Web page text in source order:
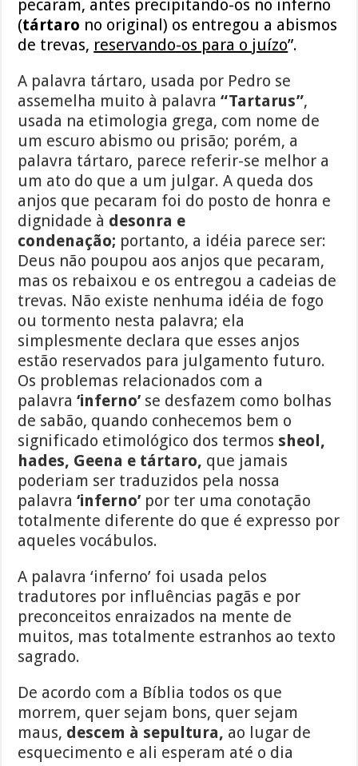
pecaram, antes precipitando-os no inferno
(tártaro no original) os entregou a abismos
de trevas, reservando-os para o juízo”.
A palavra tártaro, usada por Pedro se
assemelha muito à palavra “Tartarus”,
usada na etimologia grega, com nome de
um escuro abismo ou prisão; porém, a
palavra tártaro, parece referir-se melhor a
um ato do que a um julgar. A queda dos
anjos que pecaram foi do posto de honra e
dignidade à desonra e
condenação; portanto, a idéia parece ser:
Deus não poupou aos anjos que pecaram,
mas os rebaixou e os entregou a cadeias de
trevas. Não existe nenhuma idéia de fogo
ou tormento nesta palavra; ela
simplesmente declara que esses anjos
estão reservados para julgamento futuro.
Os problemas relacionados com a
palavra‘inferno’ se desfazem como bolhas
de sabão, quando conhecemos bem o
significado etimológico dos termos sheol,
hades, Geena e tártaro, que jamais
poderiam ser traduzidos pela nossa
palavra‘inferno’ por ter uma conotação
totalmente diferente do que é expresso por
aqueles vocábulos.
A palavra ‘inferno’ foi usada pelos
tradutores por influências pagãs e por
preconceitos enraizados na mente de
muitos, mas totalmente estranhos ao texto
sagrado.
De acordo com a Bíblia todos os que
morrem, quer sejam bons, quer sejam
maus, descem à sepultura, ao lugar de
esquecimento e ali esperam até o dia